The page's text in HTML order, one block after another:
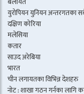
युरोपियन युनियन अन्तरगतका
दक्षिण कोरिया
मलेसिया
कतार
साउद अरेबिया
भारत
चीन लगायतका विभिन्न देशहरु
नोट : शाखा गठन गर्नका लागि